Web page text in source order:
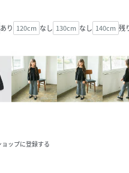
あり 120cm なし 130cm なし 140cm 残
ップに登録する